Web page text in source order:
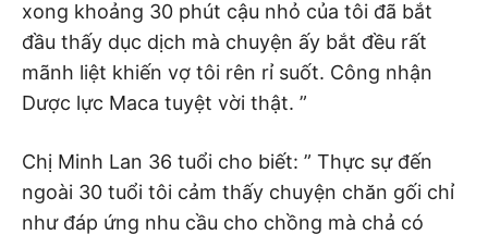
xong khoảng 30 phút cậu nhỏ của tôi đã bắt
đầu thấy dục dịch mà chuyện ấy bắt đều rất
mãnh liệt khiến vợ tôi rên rỉ suốt. Công nhận
Dược lực Maca tuyệt vời thật. ”
Chị Minh Lan 36 tuổi cho biết: ” Thực sự đến
ngoài 30 tuổi tôi cảm thấy chuyện chăn gối chỉ
như đáp ứng nhu cầu cho chồng mà chả có